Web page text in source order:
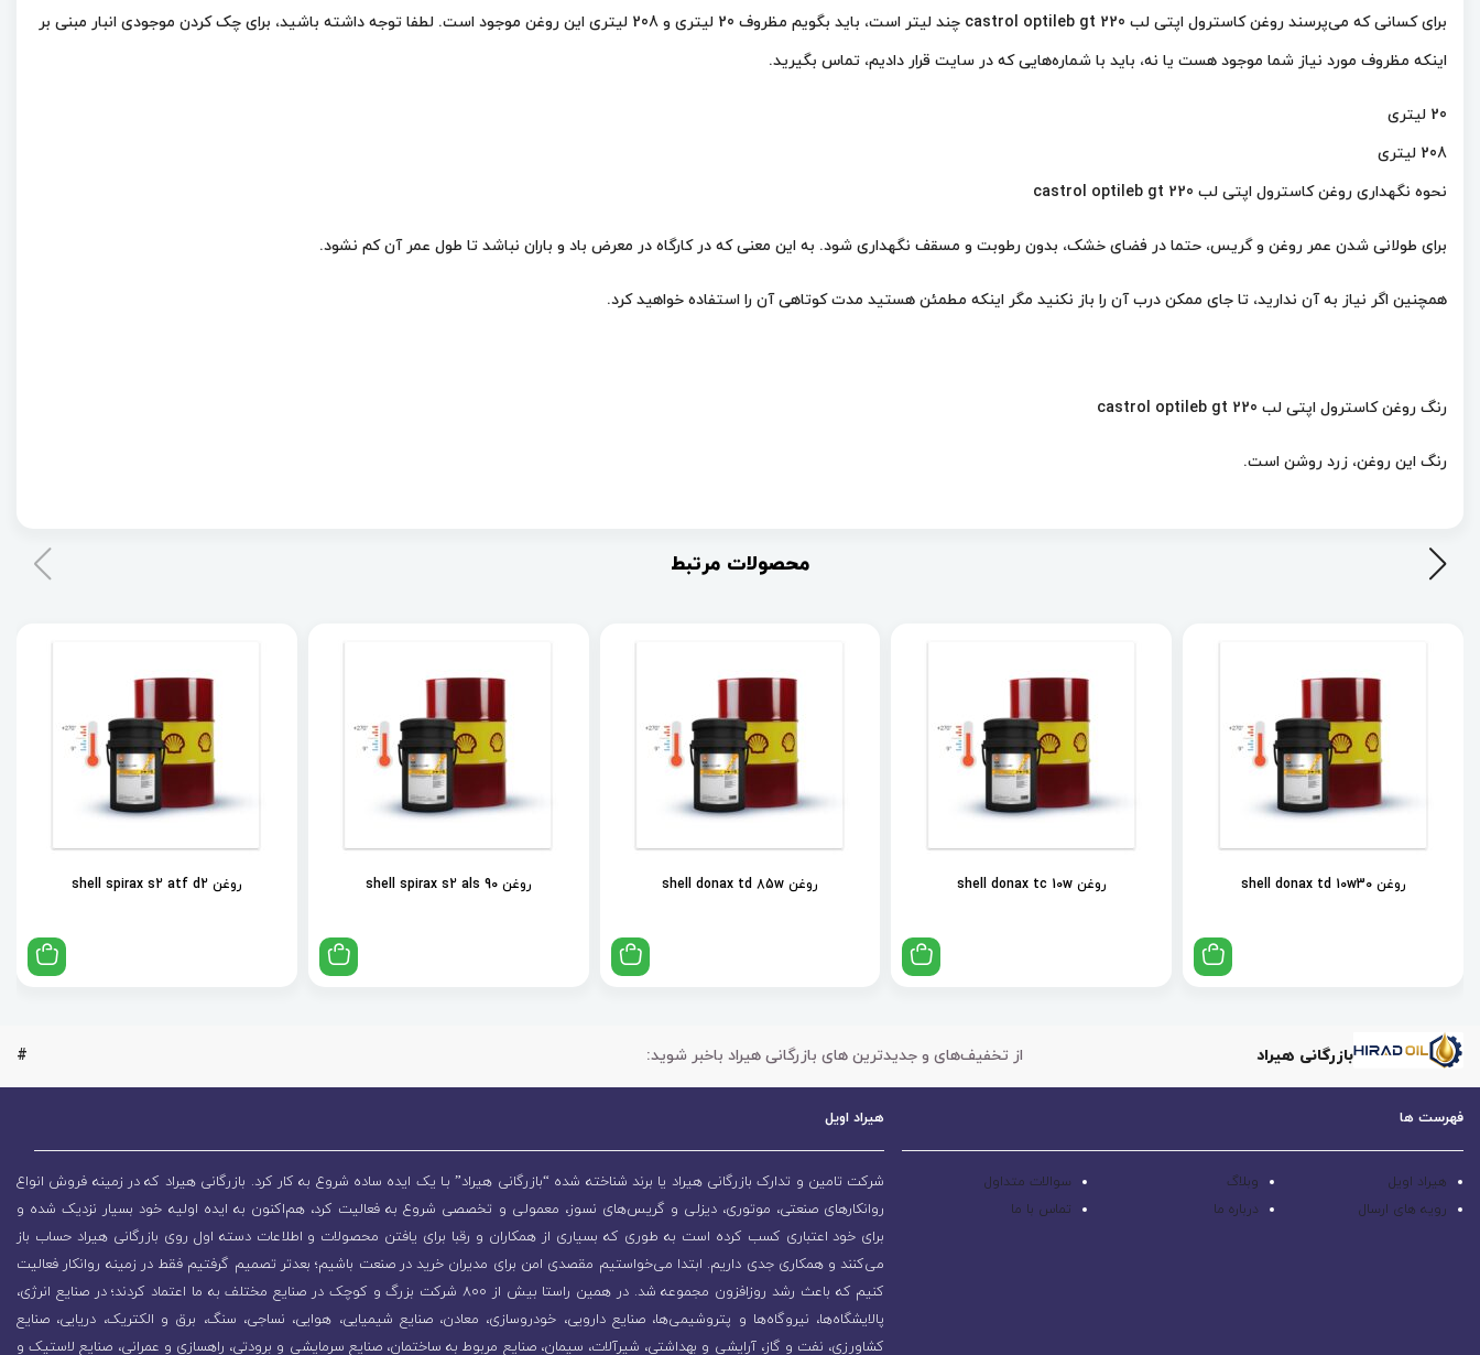
برای کسانی که می‌پرسند روغن کاسترول اپتی لب castrol optileb gt 220 چند لیتر است، باید بگویم مظروف 20 لیتری و 208 لیتری این روغن موجود است. لطفا توجه داشته باشید، برای چک کردن موجودی انبار مبنی بر
اینکه مظروف مورد نیاز شما موجود هست یا نه، باید با شماره‌هایی که در سایت قرار دادیم، تماس بگیرید.
20 لیتری
208 لیتری
نحوه نگهداری روغن کاسترول اپتی لب castrol optileb gt 220
برای طولانی شدن عمر روغن و گریس، حتما در فضای خشک، بدون رطوبت و مسقف نگهداری شود. به این معنی که در کارگاه در معرض باد و باران نباشد تا طول عمر آن کم نشود.
همچنین اگر نیاز به آن ندارید، تا جای ممکن درب آن را باز نکنید مگر اینکه مطمئن هستید مدت کوتاهی آن را استفاده خواهید کرد.
رنگ روغن کاسترول اپتی لب castrol optileb gt 220
رنگ این روغن، زرد روشن است.
محصولات مرتبط
روغن shell donax td 10w30 روغن shell donax tc 10w روغن shell donax td 85w روغن shell spirax s2 als 90 روغن shell spirax s2 atf d2
بازرگانی هیراد از تخفیف‌های و جدیدترین های بازرگانی هیراد باخبر شوید: #
فهرست ها
هیراد اویل وبلاگ
سوالات متداول
رویه های ارسال
درباره ما تماس با ما
هیراد اویل
شرکت تامین و تدارک بازرگانی هیراد یا برند شناخته شده “بازرگانی هیراد” بـا یک ایده ساده شروع به کار کرد. بازرگانی هیراد که در زمینه فروش انواع
روانکارهای صنعتی، موتوری، دیزلی و گریس‌های نسوز، معمولی و تخصصی شروع به فعالیت کرد، هم‌اکنون به ایده اولیه خود بسیار نزدیک شده و
برای خود اعتباری کسب کرده است به طوری که بسیاری از همکاران و رقبا برای یافتن محصولات و اطلاعات دسته اول روی بازرگانی هیراد حساب باز
می‌کنند و همکاری جدی داریم. ابتدا می‌خواستیم مقصدی امن برای مدیران خرید در صنعت باشیم؛ بعدتر تصمیم گرفتیم فقط در زمینه روانکار فعالیت
کنیم که باعث رشد روزافزون مجموعه شد. در همین راستا بیش از 800 شرکت بزرگ و کوچک در صنایع مختلف به ما اعتماد کردند؛ در صنایع انرژی،
پالایشگاه‌ها، نیروگاه‌ها و پتروشیمی‌ها، صنایع دارویی، خودروسازی، معادن، صنایع شیمیایی، هوایی، نساجی، سنگ، برق و الکتریک، دریایی، صنایع
کشاورزی، نفت و گاز، آرایشی و بهداشتی، شیرآلات، سیمان، صنایع مربوط به ساختمان، صنایع سرمایشی و برودتی، راهسازی و عمرانی، صنایع لاستیک و